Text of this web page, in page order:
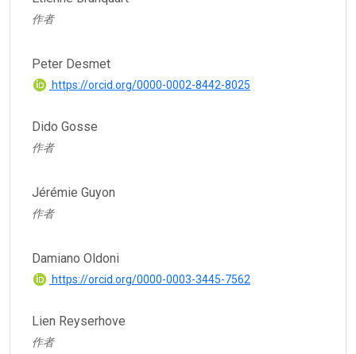
作者
Peter Desmet
https://orcid.org/0000-0002-8442-8025
Dido Gosse
作者
Jérémie Guyon
作者
Damiano Oldoni
https://orcid.org/0000-0003-3445-7562
Lien Reyserhove
作者